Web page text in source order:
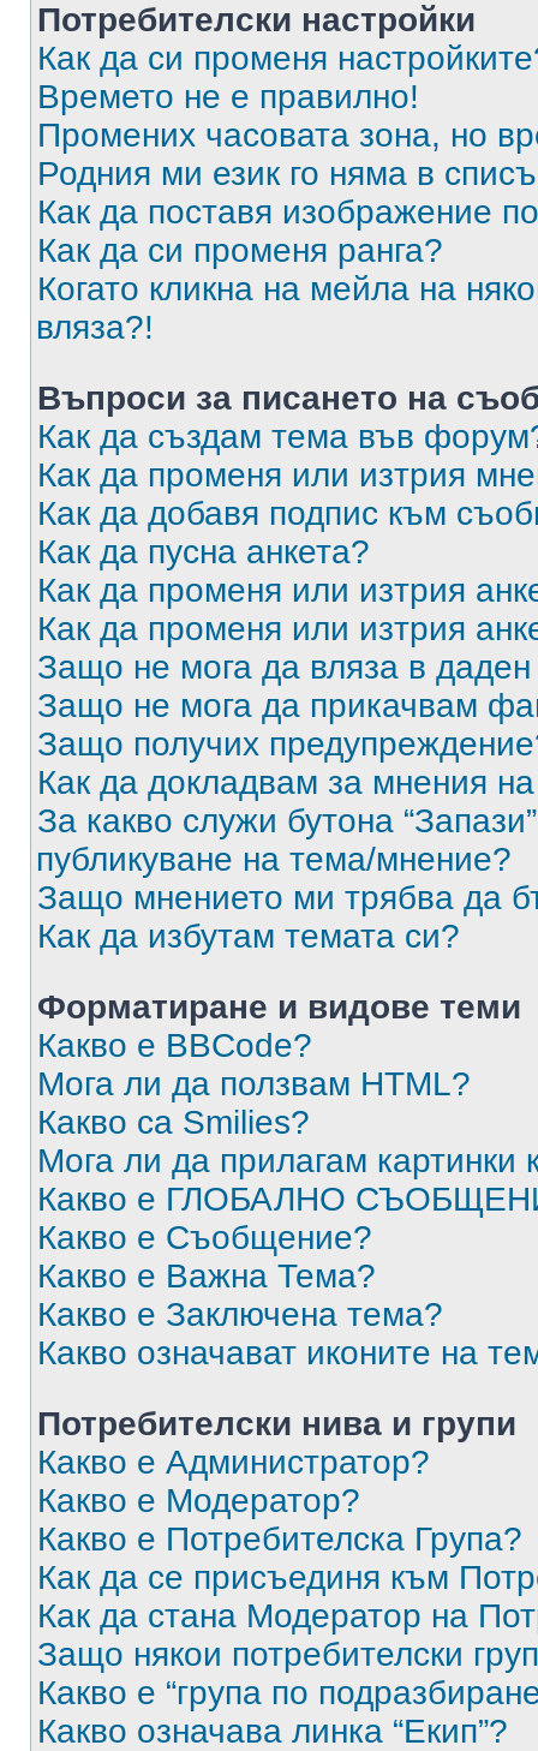
Потребителски настройки
Как да си променя
Времето не е правилно!
Промених часовата зона, но
Родния ми език го няма в
Как да поставя изображение
Как да си променя ранга?
Когато кликна на мейла на
вляза?!
Въпроси за писането на
Как да създам тема във
Как да променя или изтрия
Как да добавя подпис към
Как да пусна анкета?
Как да променя или изтрия
Как да променя или изтрия
Защо не мога да вляза в
Защо не мога да прикачвам
Защо получих
Как да докладвам за мнения
За какво служи бутона
публикуване на тема/мнение?
Защо мнението ми трябва да
Как да избутам темата си?
Форматиране и видове теми
Какво е BBCode?
Мога ли да ползвам HTML?
Какво са Smilies?
Мога ли да прилагам
Какво е ГЛОБАЛНО
Какво е Съобщение?
Какво е Важна Тема?
Какво е Заключена тема?
Какво означават иконите на
Потребителски нива и групи
Какво е Администратор?
Какво е Модератор?
Какво е Потребителска Група?
Как да се присъединя към
Как да стана Модератор на
Защо някои потребителски
Какво е “група по
Какво означава линка “Екип”?